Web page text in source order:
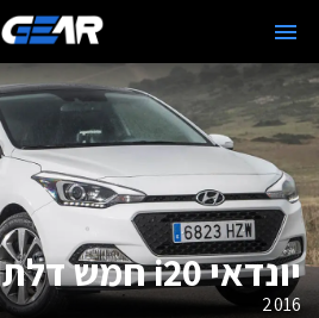
יונדאי i20 חמש דלתות
2016